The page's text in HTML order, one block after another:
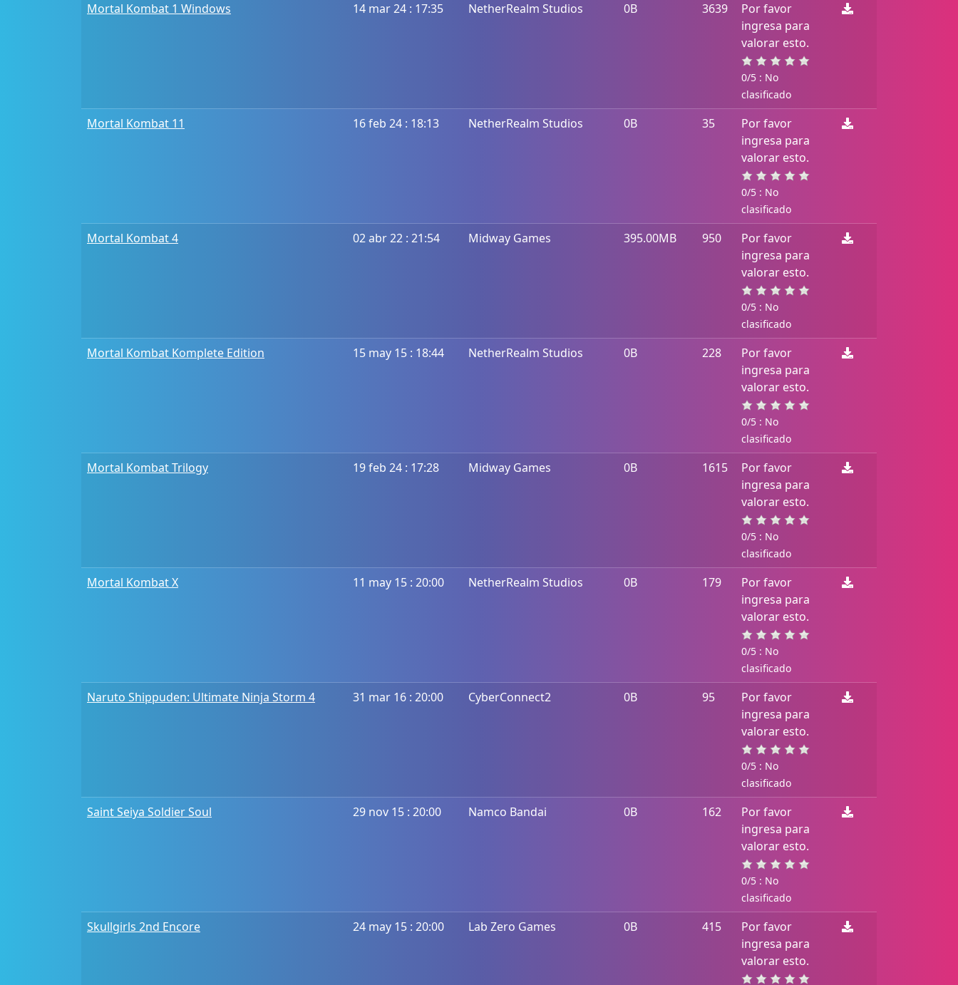
Mortal Kombat 1 Windows 14 mar 24 : 17:35 NetherRealm Studios 0B 3639
Por favor
ingresa para
valorar esto.
0/5 : No
clasificado
Mortal Kombat 11 16 feb 24 : 18:13 NetherRealm Studios 0B 35
Por favor
ingresa para
valorar esto.
0/5 : No
clasificado
Mortal Kombat 4 02 abr 22 : 21:54 Midway Games 395.00MB 950
Por favor
ingresa para
valorar esto.
0/5 : No
clasificado
Mortal Kombat Komplete Edition 15 may 15 : 18:44 NetherRealm Studios 0B 228
Por favor
ingresa para
valorar esto.
0/5 : No
clasificado
Mortal Kombat Trilogy 19 feb 24 : 17:28 Midway Games 0B 1615
Por favor
ingresa para
valorar esto.
0/5 : No
clasificado
Mortal Kombat X 11 may 15 : 20:00 NetherRealm Studios 0B 179
Por favor
ingresa para
valorar esto.
0/5 : No
clasificado
Naruto Shippuden: Ultimate Ninja Storm 4 31 mar 16 : 20:00 CyberConnect2 0B 95
Por favor
ingresa para
valorar esto.
0/5 : No
clasificado
Saint Seiya Soldier Soul 29 nov 15 : 20:00 Namco Bandai 0B 162
Por favor
ingresa para
valorar esto.
0/5 : No
clasificado
Skullgirls 2nd Encore 24 may 15 : 20:00 Lab Zero Games 0B 415
Por favor
ingresa para
valorar esto.